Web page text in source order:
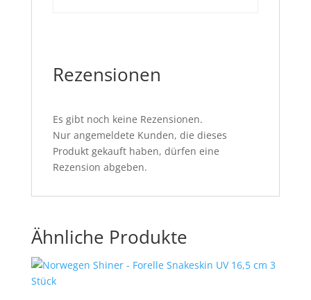
Rezensionen
Es gibt noch keine Rezensionen.
Nur angemeldete Kunden, die dieses
Produkt gekauft haben, dürfen eine
Rezension abgeben.
Ähnliche Produkte